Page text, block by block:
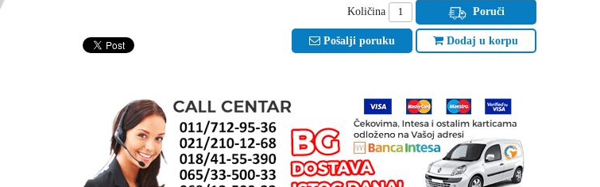
Količina Poruči
Pošalji poruku Dodaj u korpu